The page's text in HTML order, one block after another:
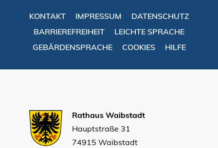
KONTAKT IMPRESSUM
DATENSCHUTZ
BARRIEREFREIHEIT
LEICHTE SPRACHE
GEBÄRDENSPRACHE
COOKIES HILFE
Rathaus Waibstadt
Hauptstraße 31
74915 Waibstadt